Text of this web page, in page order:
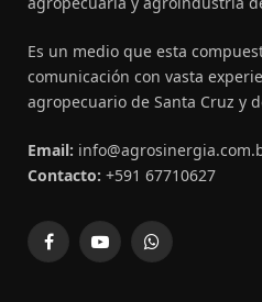
Es un medio que esta
comunicación con vasta
agropecuario de Santa Cruz y
Email:
Contacto: +591 67710627
FacebookYouTubeWhatsApp